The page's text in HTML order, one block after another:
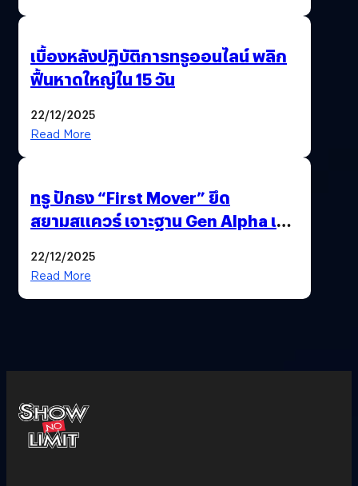
เบื้องหลังปฏิบัติการทรูออนไลน์ พลิก
ฟื้นหาดใหญ่ใน 15 วัน
22/12/2025
Read More
ทรู ปักธง “First Mover” ยึด
สยามสแควร์ เจาะฐาน Gen Alpha เมื่อ
ยุคถัดไป
22/12/2025
Read More